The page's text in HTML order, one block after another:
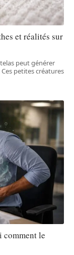
et réalités sur
peut générer
petites créatures
comment le